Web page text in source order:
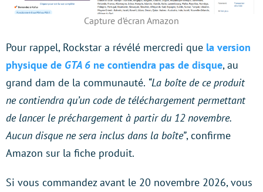
Capture d’écran Amazon
Pour rappel, Rockstar a révélé mercredi que la version
physique de GTA 6 ne contiendra pas de disque, au
grand dam de la communauté. “La boîte de ce produit
ne contiendra qu’un code de téléchargement permettant
de lancer le préchargement à partir du 12 novembre.
Aucun disque ne sera inclus dans la boîte”, confirme
Amazon sur la fiche produit.
Si vous commandez avant le 20 novembre 2026, vous